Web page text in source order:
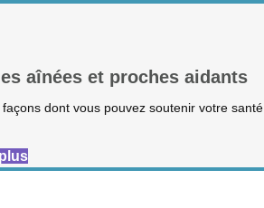
aînées et proches aidants
dont vous pouvez soutenir votre